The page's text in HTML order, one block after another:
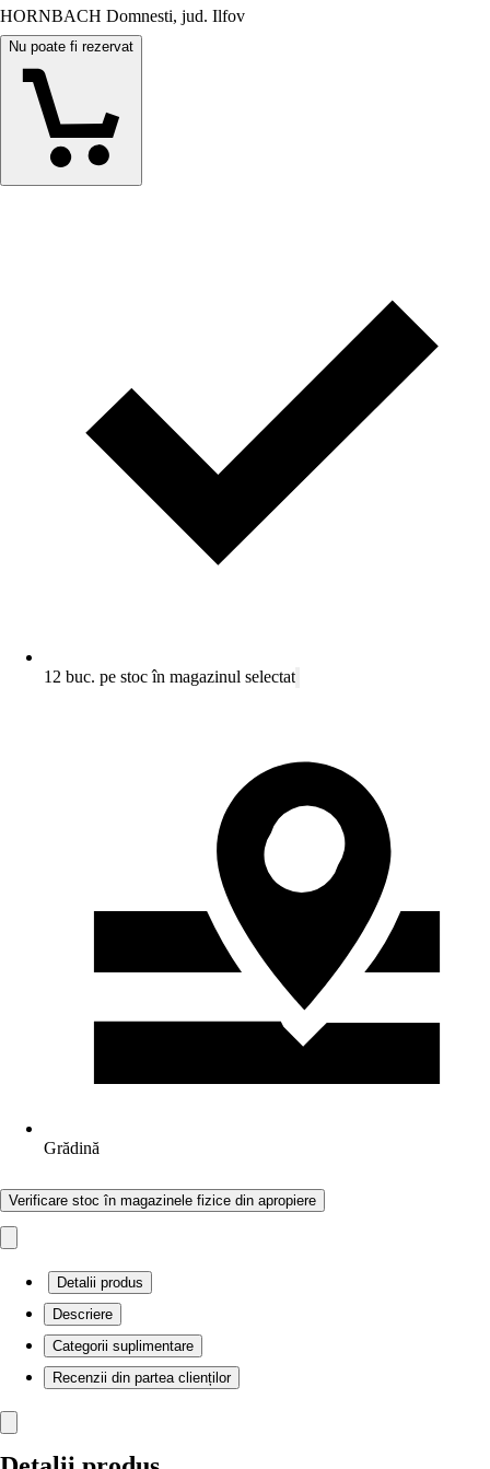
HORNBACH Domnesti, jud. Ilfov
Nu poate fi rezervat
12 buc. pe stoc în magazinul selectat
Grădină
Verificare stoc în magazinele fizice din apropiere
Detalii produs
Descriere
Categorii suplimentare
Recenzii din partea clienților